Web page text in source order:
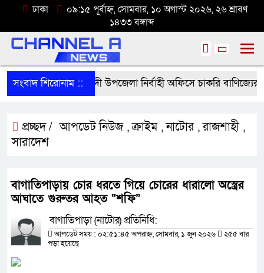
ঢাকা
০৯:১৫ পূর্বাহ্ন, সোমবার, ১০ অগাস্ট ২০২৬, ২৬ শ্রাবণ
১৪৩৩ বঙ্গাব্দ
সংবাদ শিরোনাম ::শ্রীবরদী উপজেলা নির্বাহী অফিসে চাকরি বাণিজ্যের
প্রচ্ছদ / আপডেট নিউজ ,ক্রাইম ,নাটোর ,রাজশাহী ,
সারাদেশ
বাগাতিপাড়ায় চোর ধরতে গিয়ে চোরের ধারালো অস্ত্রের
আঘাতে গুরুতর আহত “শফি”
বাগাতিপাড়া (নাটোর) প্রতিনিধি:
আপডেট সময় : ০২:৫১:৪৫ অপরাহ্ন, সোমবার, ১ জুন ২০২৬
২৫৫ বার
পড়া হয়েছে